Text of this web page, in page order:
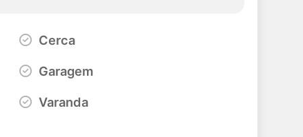
Cerca
Garagem
Varanda